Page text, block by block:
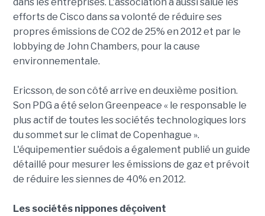
efforts de Cisco dans sa volonté de réduire ses
propres émissions de CO2 de 25% en 2012 et par le
lobbying de John Chambers, pour la cause
environnementale.
Ericsson, de son côté arrive en deuxième position.
Son PDG a été selon Greenpeace « le responsable le
plus actif de toutes les sociétés technologiques lors
du sommet sur le climat de Copenhague ».
L'équipementier suédois a également publié un guide
détaillé pour mesurer les émissions de gaz et prévoit
de réduire les siennes de 40% en 2012.
Les sociétés nippones déçoivent